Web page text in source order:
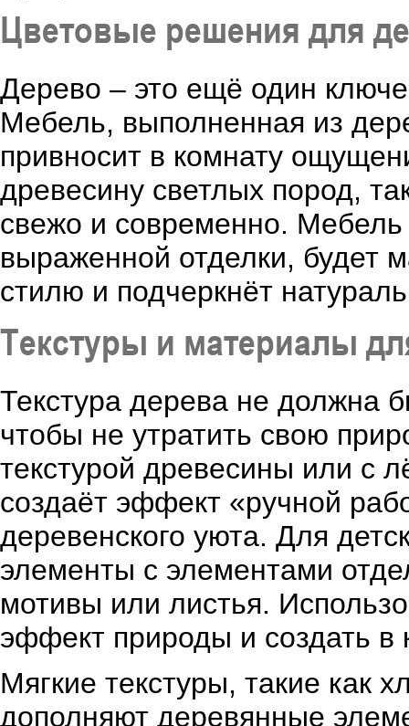
Цветовые решения для
Дерево – это ещё один
Мебель, выполненная из
привносит в комнату
древесину светлых пород,
свежо и современно. Мебель
выраженной отделки, будет
стилю и подчеркнёт
Текстуры и материалы
Текстура дерева не должна
чтобы не утратить свою
текстурой древесины или с
создаёт эффект «ручной
деревенского уюта. Для
элементы с элементами
мотивы или листья.
эффект природы и создать в
Мягкие текстуры, такие как
дополняют деревянные